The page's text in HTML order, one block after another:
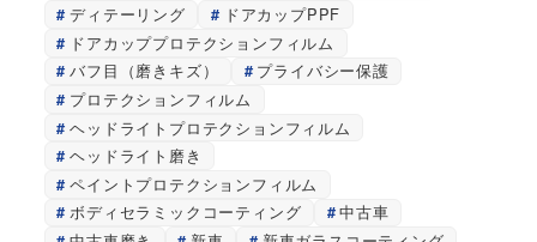
ディテーリング
ドアカップPPF
ドアカッププロテクションフィルム
バフ目（磨きキズ）
プライバシー保護
プロテクションフィルム
ヘッドライトプロテクションフィルム
ヘッドライト磨き
ペイントプロテクションフィルム
ボディセラミックコーティング
中古車